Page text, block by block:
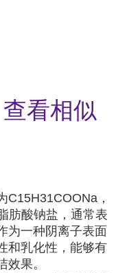
查看相似
C15H31COONa，
肪酸钠盐，通常表
为一种阴离子表面
和乳化性，能够有
果。